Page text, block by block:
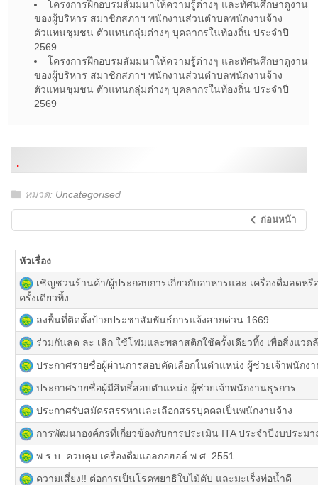
โครงการฝึกอบรมสัมมนาให้ความรู้ต่างๆ และทัศนศึกษาดูงาน
ของผู้บริหาร สมาชิกสภาฯ พนักงานส่วนตำบลพนักงานจ้าง
ตัวแทนชุมชน ตัวแทนกลุ่มต่างๆ บุคลากรในท้องถิ่น ประจำปี
2569
โครงการฝึกอบรมสัมมนาให้ความรู้ต่างๆ และทัศนศึกษาดูงาน
ของผู้บริหาร สมาชิกสภาฯ พนักงานส่วนตำบลพนักงานจ้าง
ตัวแทนชุมชน ตัวแทนกลุ่มต่างๆ บุคลากรในท้องถิ่น ประจำปี
2569
.
หมวด: Uncategorised
ก่อนหน้า
หัวเรื่อง
เชิญชวนร้านค้า/ผู้ประกอบการเกี่ยวกับอาหารและ เครื่องดื่มลดห
ครั้งเดียวทิ้ง
ลงพื้นที่ติดตั้งป้ายประชาสัมพันธ์การแจ้งสายด่วน 1669
ร่วมกันลด ละ เลิก ใช้โฟมและพลาสติกใช้ครั้งเดียวทิ้ง เพื่อสิ่งแวด
ประกาศรายชื่อผู้ผ่านการสอบคัดเลือกในตำแหน่ง ผู้ช่วยเจ้าพนักง
ประกาศรายชื่อผู้มีสิทธิ์สอบตำแหน่ง ผู้ช่วยเจ้าพนักงานธุรการ
ประกาศรับสมัครสรรหาเเละเลือกสรรบุคคลเป็นพนักงานจ้าง
การพัฒนาองค์กรที่เกี่ยวข้องกับการประเมิน ITA ประจำปีงบประม
พ.ร.บ. ควบคุม เครื่องดื่มแอลกอฮอล์ พ.ศ. 2551
ความเสี่ยง!! ต่อการเป็นโรคพยาธิใบไม้ตับ และมะเร็งท่อน้ำดี